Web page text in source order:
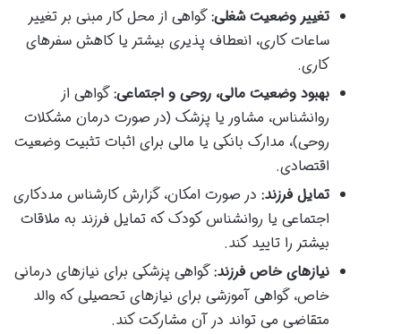
تغییر وضعیت شغلی:گواهی از محل کار مبنی بر تغییر
ساعات کاری، انعطاف پذیری بیشتر یا کاهش سفرهای
کاری.
بهبود وضعیت مالی، روحی و اجتماعی:گواهی از
روانشناس، مشاور یا پزشک (در صورت درمان مشکلات
روحی)، مدارک بانکی یا مالی برای اثبات تثبیت وضعیت
اقتصادی.
تمایل فرزند: در صورت امکان، گزارش کارشناس مددکاری
اجتماعی یا روانشناس کودک که تمایل فرزند به ملاقات
بیشتر را تایید کند.
نیازهای خاص فرزند:گواهی پزشکی برای نیازهای درمانی
خاص، گواهی آموزشی برای نیازهای تحصیلی که والد
متقاضی می تواند در آن مشارکت کند.